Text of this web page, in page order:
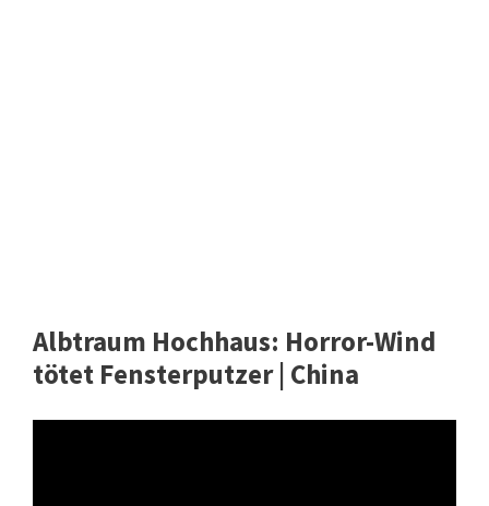
Albtraum Hochhaus: Horror-Wind
tötet Fensterputzer | China